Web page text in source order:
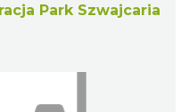
Park Szwajcaria